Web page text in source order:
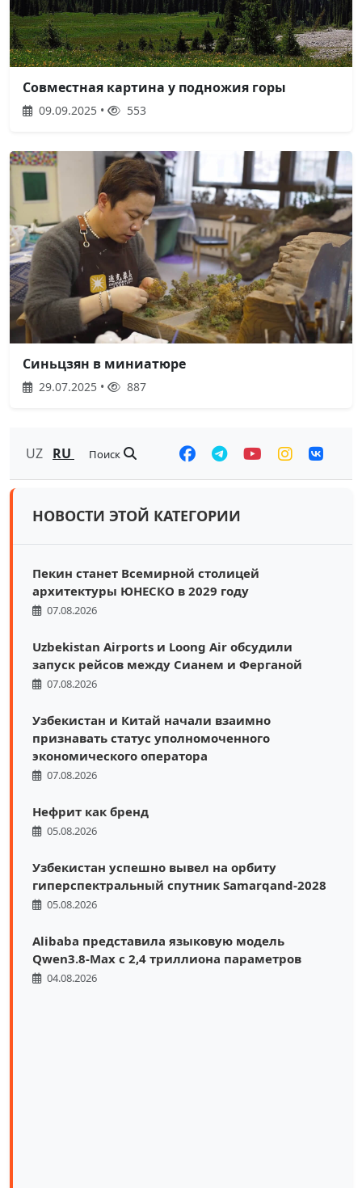
Совместная картина у подножия горы
09.09.2025 • 553
Синьцзян в миниатюре
29.07.2025 • 887
UZ RU Поиск
НОВОСТИ ЭТОЙ КАТЕГОРИИ
Пекин станет Всемирной столицей
архитектуры ЮНЕСКО в 2029 году
07.08.2026
Uzbekistan Airports и Loong Air обсудили
запуск рейсов между Сианем и Ферганой
07.08.2026
Узбекистан и Китай начали взаимно
признавать статус уполномоченного
экономического оператора
07.08.2026
Нефрит как бренд
05.08.2026
Узбекистан успешно вывел на орбиту
гиперспектральный спутник Samarqand-2028
05.08.2026
Alibaba представила языковую модель
Qwen3.8-Max с 2,4 триллиона параметров
04.08.2026